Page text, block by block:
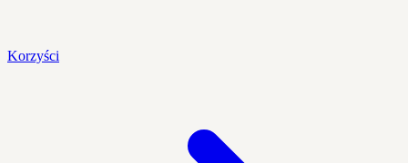
Korzyści